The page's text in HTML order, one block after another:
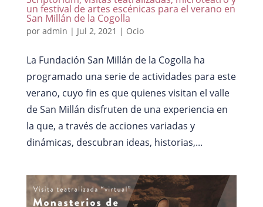
un festival de artes escénicas para el verano en
San Millán de la Cogolla
por admin | Jul 2, 2021 | Ocio
La Fundación San Millán de la Cogolla ha
programado una serie de actividades para este
verano, cuyo fin es que quienes visitan el valle
de San Millán disfruten de una experiencia en
la que, a través de acciones variadas y
dinámicas, descubran ideas, historias,...